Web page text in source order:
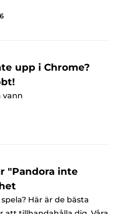
upp i Chrome?
vann
"Pandora inte
Här är de bästa